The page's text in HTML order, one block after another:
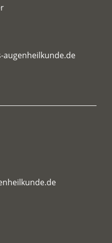
augenheilkunde.de